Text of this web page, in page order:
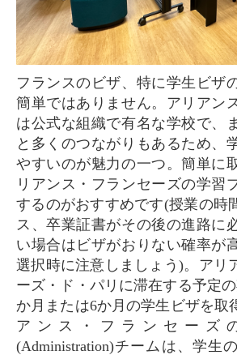
フランスのビザ、特に学生ビザの取得は必ずしも
簡単ではありません。アリアン
は公式な組織で有名な学校で、
と多くのつながりもあるため、
やすいのが魅力の一つ。簡単に
リアンス・フランセーズの学習
するのがおすすめです(授業の時
ス、卒業証書がその後の進路に
い場合はビザがおりない確率が
選択時に注意しましょう)。アリ
ーズ・ド・パリに滞在する予定
か月または6か月の学生ビザを取
アンス・フランセーズ
(Administration)チームは、学生